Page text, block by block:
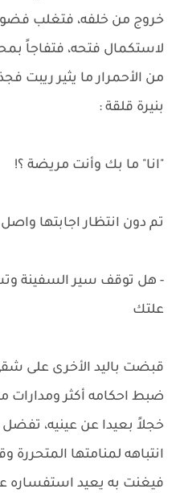
خروج من خلفه، فتغلب
لاستكمال فتحه، فتفاجاً
من الأحمرار ما يثير ريبت
بنيرة قلقة :
"انا" ما بك وأنت مريضة ؟!
تم دون انتظار اجابتها
- هل توقف سير السفينة
علتك
قبضت باليد الأخرى على
ضبط احكامه أكثر
خجلاً بعيدا عن عينيه،
انتباهه لمنامتها
فيغنت به يعيد استفساره